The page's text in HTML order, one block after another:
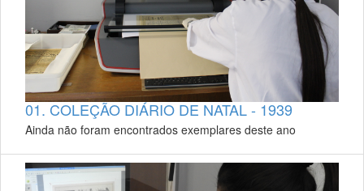
01. COLEÇÃO DIÁRIO DE NATAL - 1939
Ainda não foram encontrados exemplares deste ano